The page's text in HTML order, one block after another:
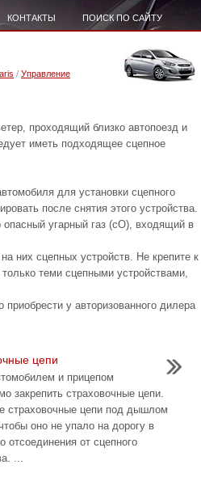
КОНТАКТЫ ПОИСК ПО САЙТУ
/ Управление
проходящий близко автопоезд и
иметь подходящее сцепное
для установки сцепного
после снятия этого устройства.
угарный газ (cO), входящий в
них сцепных устройств. Не крепите к
теми сцепными устройствами,
у авторизованного дилера
цепи
и прицепом
закрепить страховочные цепи.
страховочные цепи под дышлом
оно не упало на дорогу в
отсоединения от сцепного
...